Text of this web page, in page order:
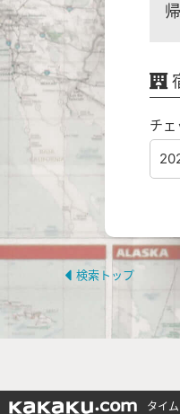
チェ
検索トップ
タイ